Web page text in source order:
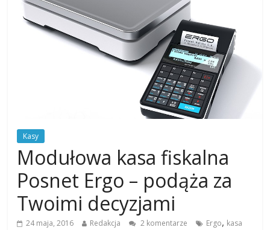
Kasy
Modułowa kasa fiskalna
Posnet Ergo – podąża za
Twoimi decyzjami
24 maja, 2016 Redakcja 2 komentarze Ergo, kasa